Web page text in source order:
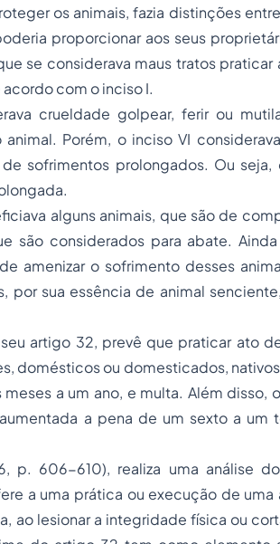
os animais, fazia distinções
proporcionar aos seus
se considerava maus tratos
com o inciso I.
crueldade golpear, ferir ou
Porém, o inciso VI
sofrimentos prolongados. Ou
alguns animais, que são de
são considerados para abate.
amenizar o sofrimento desses
por sua essência de animal
artigo 32, prevê que praticar ato
domésticos ou domesticados,
a um ano, e multa. Além disso,
a pena de um sexto a um
p. 606-610), realiza uma análise
a uma prática ou execução de uma
ao lesionar a integridade física ou